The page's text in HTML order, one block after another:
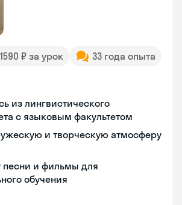
₽ за урок
33 года опыта
из лингвистического
с языковым факультетом
и творческую атмосферу
песни и фильмы для
обучения